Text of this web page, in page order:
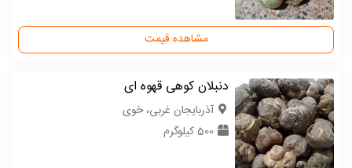
مشاهده قیمت
دنبلان کوهی قهوه ای
آذربایجان غربی، خوی
500 کیلوگرم